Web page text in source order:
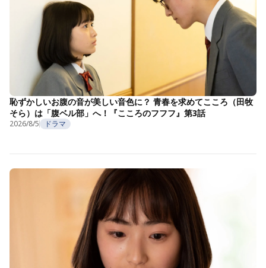
恥ずかしいお腹の音が美しい音色に？ 青春を求めてこころ（田牧
そら）は「腹ベル部」へ！『こころのフフフ』第3話
2026/8/5 ドラマ